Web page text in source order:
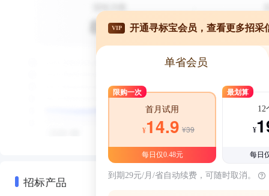
招标产品
VIP 开通寻标宝会员，查看更多招采
单省会员
限购一次
首月试用
¥14.9 ¥39
每日仅0.48元
最划算
12
¥
每日
到期29元/月/省自动续费，可随时取消。